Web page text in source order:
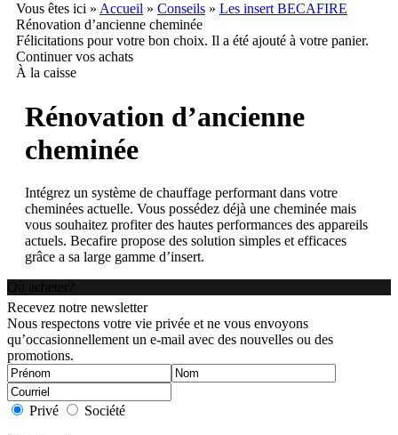
Vous êtes ici » Accueil » Conseils » Les insert BECAFIRE
Rénovation d’ancienne cheminée
Félicitations pour votre bon choix. Il a été ajouté à votre panier.
Continuer vos achats
À la caisse
Rénovation d’ancienne
cheminée
Intégrez un système de chauffage performant dans votre
cheminées actuelle. Vous possédez déjà une cheminée mais
vous souhaitez profiter des hautes performances des appareils
actuels. Becafire propose des solution simples et efficaces
grâce a sa large gamme d’insert.
Recevez notre newsletter
Nous respectons votre vie privée et ne vous envoyons
qu’occasionnellement un e-mail avec des nouvelles ou des
promotions.
Privé Société